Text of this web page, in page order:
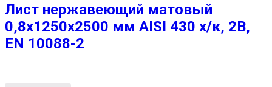
Лист нержавеющий матовый
0,8х1250х2500 мм AISI 430 х/к, 2B,
EN 10088-2